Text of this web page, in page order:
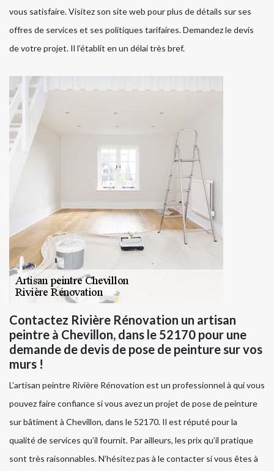
vous satisfaire. Visitez son site web pour plus de détails sur ses
offres de services et ses politiques tarifaires. Demandez le devis
de votre projet. Il l’établit en un délai très bref.
Contactez Rivière Rénovation un artisan
peintre à Chevillon, dans le 52170 pour une
demande de devis de pose de peinture sur vos
murs !
L’artisan peintre Rivière Rénovation est un professionnel à qui vous
pouvez faire confiance si vous avez un projet de pose de peinture
sur bâtiment à Chevillon, dans le 52170. Il est réputé pour la
qualité de services qu’il fournit. Par ailleurs, les prix qu’il pratique
sont très raisonnables. N’hésitez pas à le contacter si vous êtes à